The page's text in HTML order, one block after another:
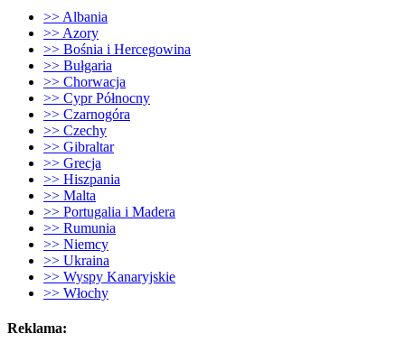
>> Albania
>> Azory
>> Bośnia i Hercegowina
>> Bułgaria
>> Chorwacja
>> Cypr Północny
>> Czarnogóra
>> Czechy
>> Gibraltar
>> Grecja
>> Hiszpania
>> Malta
>> Portugalia i Madera
>> Rumunia
>> Niemcy
>> Ukraina
>> Wyspy Kanaryjskie
>> Włochy
Reklama: